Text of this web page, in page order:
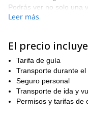
Podrás ver no solo una
hermoso paisaje
227 metros . Desde
viaje en coche toma
eso, ascenderemos el
El ascenso tomará
es importante que los
condición física
Leer más
El precio incluye
Tarifa de guía
Transporte durante el
Seguro personal
Transporte de ida y
Permisos y tarifas de